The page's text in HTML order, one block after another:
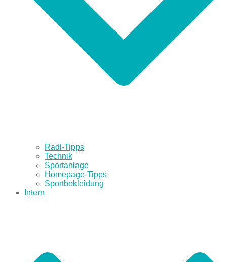
Radl-Tipps
Technik
Sportanlage
Homepage-Tipps
Sportbekleidung
Intern